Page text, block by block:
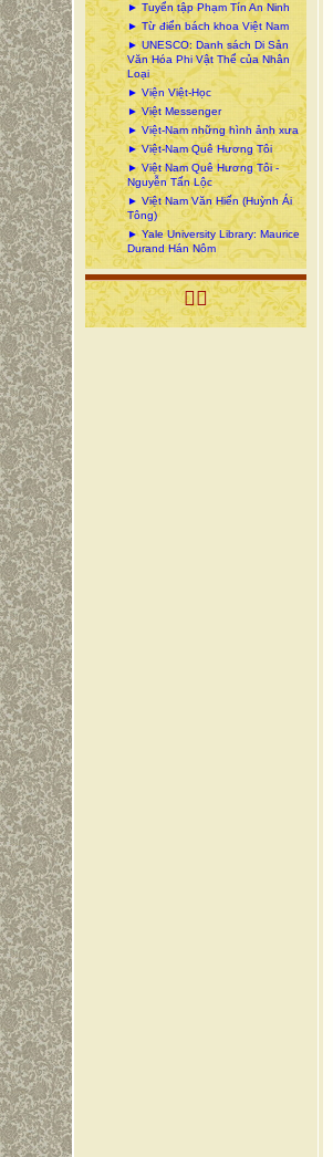
► Tuyển tập Phạm Tín An Ninh
► Từ điển bách khoa Việt Nam
► UNESCO: Danh sách Di Sản
Văn Hóa Phi Vật Thể của Nhân
Loại
► Viện Việt-Học
► Việt Messenger
► Việt-Nam những hình ảnh xưa
► Việt-Nam Quê Hương Tôi
► Việt Nam Quê Hương Tôi -
Nguyễn Tấn Lộc
► Việt Nam Văn Hiến (Huỳnh Ái
Tông)
► Yale University Library: Maurice
Durand Hán Nôm
